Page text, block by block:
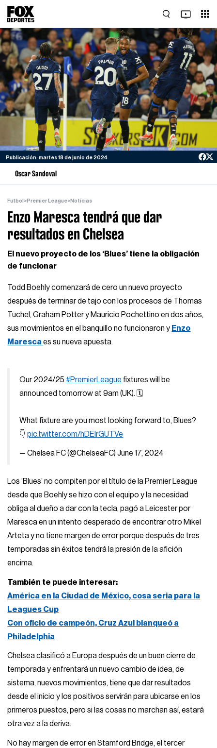
Publicación: martes 18 de junio de 2024
Oscar Sandoval
Futbol >Premier League>Noticias
Enzo Maresca tendrá que dar
resultados en Chelsea
El nuevo proyecto de los ‘Blues’ tiene la obligación
de funcionar
Todd Boehly comenzará de cero un nuevo proyecto
después de terminar de tajo con los procesos de Thomas
Tuchel, Graham Potter y Mauricio Pochettino en dos años,
sus movimientos en el banquillo no funcionaron y Enzo
Marescaes su nueva apuesta.
Our 2024/25#PremierLeague fixtures will be
announced tomorrow at 9am (UK). 🗓️
What fixture are you most looking forward to, Blues?
👇pic.twitter.com/hDEIrGUTVe
— Chelsea FC (@ChelseaFC)June 17, 2024
Los ‘Blues’ no compiten por el título de la Premier League
desde que Boehly se hizo con el equipo y la necesidad
obliga al dueño a dar con la tecla, pagó a Leicester por
Maresca en un intento desperado de encontrar otro Mikel
Arteta y no tiene margen de error porque después de tres
temporadas sin éxitos tendrá la presión de la afición
encima.
También te puede interesar:
América en la Ciudad de México, cosa seria para la
Leagues Cup
Con oficio de campeón, Cruz Azul blanqueó a
Philadelphia
Chelsea clasificó a Europa después de un buen cierre de
temporada y enfrentará un nuevo cambio de idea, de
sistema, nuevos movimientos, tiene que dar resultados
desde el inicio y los positivos servirán para ubicarse en los
primeros puestos, pero si las cosas no marchan así, estará
otra vez a la deriva.
No hay margen de error en Stamford Bridge, el tercer